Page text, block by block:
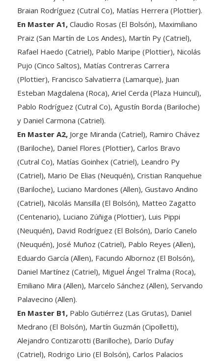
En Master A1,Claudio Rosas (El Bolsón), Maximiliano
Praiz (San Martín de Los Andes), Martín Py (Catriel),
Rafael Haedo (Catriel), Pablo Maripe (Plottier), Nicolás
Pujo (Cinco Saltos), Matías Contreras Carrera
(Plottier), Francisco Salvatierra (Lamarque), Juan
Esteban Magdalena (Roca), Ariel Cerda (Plaza Huincul),
Pablo Rodríguez (Cutral Co), Agustín Borda (Bariloche)
y Daniel Carmona (Catriel).
En Master A2,Jorge Miranda (Catriel), Ramiro Chávez
(Bariloche), Daniel Flores (Plottier), Carlos Bravo
(Cutral Co), Matías Goinhex (Catriel), Leandro Py
(Catriel), Mario De Elias (Neuquén), Cristian Ranquehue
(Bariloche), Luciano Mardones (Allen), Gustavo Andino
(Catriel), Nicolás Mansilla (El Bolsón), Matteo Zagatto
(Centenario), Luciano Zúñiga (Plottier), Luis Pippi
(Neuquén), David Rodríguez (El Bolsón), Darío Canelo
(Neuquén), José Muñoz (Catriel), Pablo Reyes (Allen),
Eduardo García (Allen), Facundo Albornoz (El Bolsón),
Daniel Martínez (Catriel), Miguel Ángel Tralma (Roca),
Emiliano Mira (Allen), Marcelo Sánchez (Allen), Servando
Palavecino (Allen).
En Master B1,Pablo Gutiérrez (Las Grutas), Daniel
Medrano (El Bolsón), Martín Guzmán (Cipolletti),
Alejandro Contizarotti (Barilloche), Darío Dufay
(Catriel), Rodrigo Lirio (El Bolsón), Carlos Palacios
(Plottier), Guillermo Sarmiento (Plottier), Alberto Diana